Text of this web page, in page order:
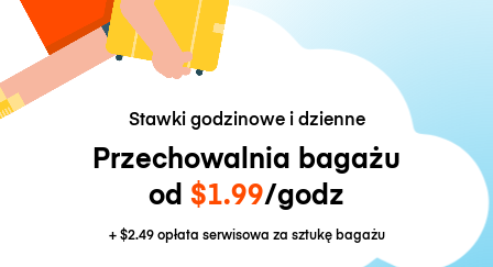
Stawki godzinowe i dzienne
Przechowalnia bagażu
od $1.99/godz
+$2.49opłata serwisowa za sztukę bagażu